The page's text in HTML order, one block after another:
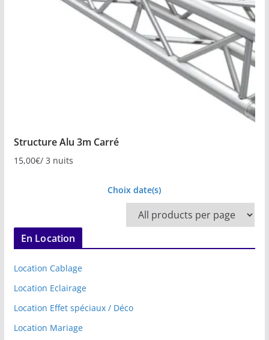
Structure Alu 3m Carré
15,00€/ 3 nuits
Choix date(s)
En Location
Location Cablage
Location Eclairage
Location Effet spéciaux / Déco
Location Mariage